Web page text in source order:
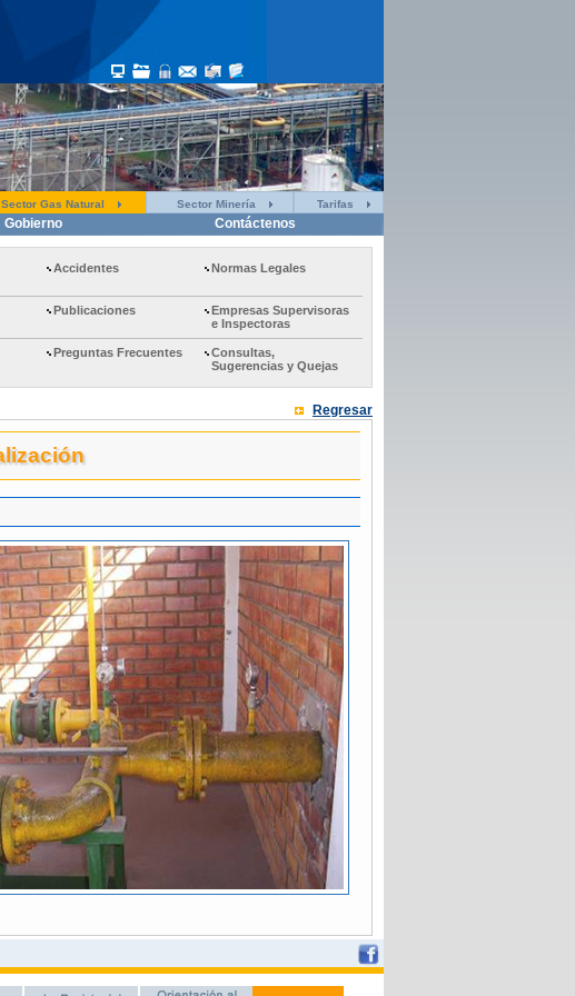
Sector Gas Natural Sector Minería Tarifas
Gobierno Contáctenos
Accidentes Normas Legales
Publicaciones
Empresas Supervisoras
e Inspectoras
Preguntas Frecuentes
Consultas,
Sugerencias y Quejas